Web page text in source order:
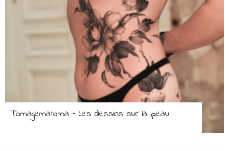
Tomagematoma – Les dessins sur la peau